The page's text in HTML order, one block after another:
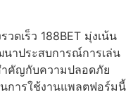
ดเร็ว 188BET มุ่งเน้น
าประสบการณ์การเล่น
คัญกับความปลอดภัย
การใช้งานแพลตฟอร์มนี้